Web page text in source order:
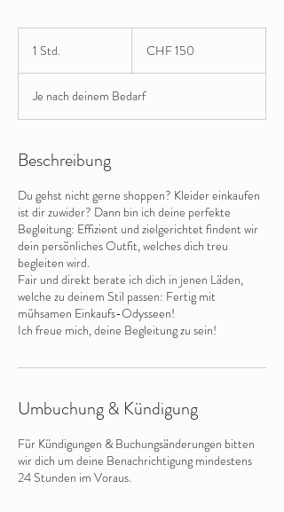
1 Std.
d
Franken
CHF 150
Je nach deinem Bedarf
Beschreibung
Du gehst nicht gerne shoppen? Kleider einkaufen
ist dir zuwider? Dann bin ich deine perfekte
Begleitung: Effizient und zielgerichtet findent wir
dein persönliches Outfit, welches dich treu
begleiten wird.
Fair und direkt berate ich dich in jenen Läden,
welche zu deinem Stil passen: Fertig mit
mühsamen Einkaufs-Odysseen!
Ich freue mich, deine Begleitung zu sein!
Umbuchung & Kündigung
Für Kündigungen & Buchungsänderungen bitten
wir dich um deine Benachrichtigung mindestens
24 Stunden im Voraus.